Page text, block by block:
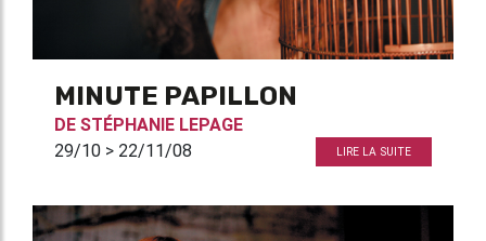
MINUTE PAPILLON
DE STÉPHANIE LEPAGE
29/10 > 22/11/08
LIRE LA SUITE